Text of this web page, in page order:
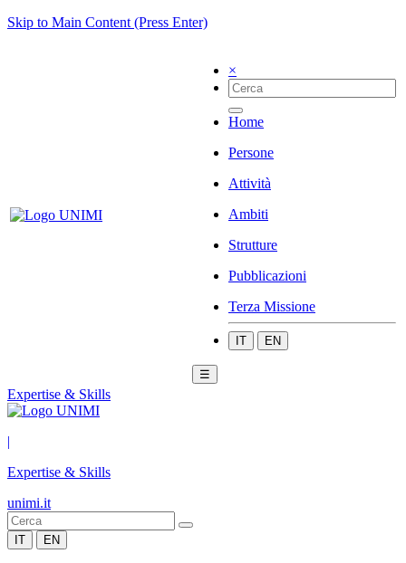
Skip to Main Content (Press Enter)
×
Home
Persone
Attività
Ambiti
Strutture
Pubblicazioni
Terza Missione
IT EN
☰
Expertise & Skills
|
Expertise & Skills
unimi.it
IT EN